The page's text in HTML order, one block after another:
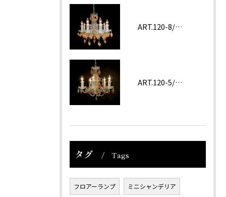
ART.120-8/62 ROSA
ART.120-5/62 Amethyst
タグ Tags
フロアーランプ ミニシャンデリア